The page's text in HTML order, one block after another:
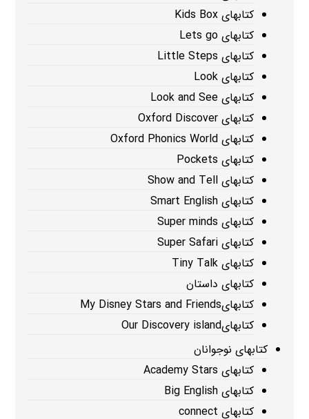
کتابهای Kids Box
کتابهای Lets go
کتابهای Little Steps
کتابهای Look
کتابهای Look and See
کتابهای Oxford Discover
کتابهای Oxford Phonics World
کتابهای Pockets
کتابهای Show and Tell
کتابهای Smart English
کتابهای Super minds
کتابهای Super Safari
کتابهای Tiny Talk
کتابهای داستان
کتابهایMy Disney Stars and Friends
کتابهایOur Discovery island
کتابهای نوجوانان
کتابهای Academy Stars
کتابهای Big English
کتابهای connect